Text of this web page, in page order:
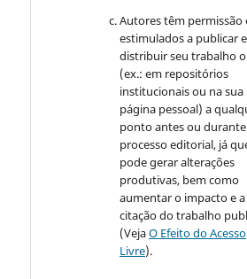
Autores têm permissão
estimulados a publicar e
distribuir seu trabalho
(ex.: em repositórios
institucionais ou na sua
página pessoal) a
ponto antes ou
processo editorial, já
pode gerar alterações
produtivas, bem como
aumentar o impacto e a
citação do trabalho
(VejaO Efeito do Acesso
Livre).